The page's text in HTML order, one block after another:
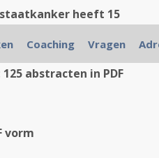
heeft 15
abstracten in PDF
vorm
Coaching Vragen